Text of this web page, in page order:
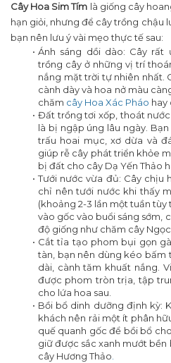
Cây Hoa Sim Tím là giống cây
hạn giỏi, nhưng để cây trồng chậu
bạn nên lưu ý vài mẹo thực tế sau:
Ánh sáng dồi dào: Cây rất
trồng cây ở những vị trí
nắng mặt trời tự nhiên nhất.
cành dày và hoa nở màu
chăm cây Hoa Xác Pháo hay
Đất trồng tơi xốp, thoát
là bị ngập úng lâu ngày.
trấu hoai mục, xơ dừa và
giúp rễ cây phát triển khỏe
bị đất cho cây Dạ Yến Thảo
Tưới nước vừa đủ: Cây chịu
chỉ nên tưới nước khi thấy
(khoảng 2-3 lần một tuần
vào gốc vào buổi sáng sớm,
độ giống như chăm cây Ngọc
Cắt tỉa tạo phom bụi gọn
tàn, bạn nên dùng kéo bấm
dài, cành tăm khuất nắng.
được phom tròn trịa, tập
cho lứa hoa sau.
Bồi bổ dinh dưỡng định kỳ:
khách nên rải một ít phân
quế quanh gốc để bồi bổ
giữ được sắc xanh mướt
cây Hương Thảo